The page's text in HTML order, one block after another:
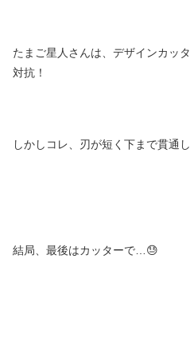
たまご星人さんは、デザインカッ
対抗！
しかしコレ、刃が短く下まで貫通し
結局、最後はカッターで…😓